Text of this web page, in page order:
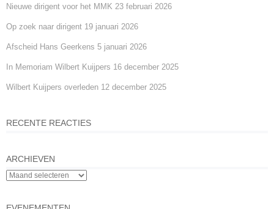
Nieuwe dirigent voor het MMK 23 februari 2026
Op zoek naar dirigent 19 januari 2026
Afscheid Hans Geerkens 5 januari 2026
In Memoriam Wilbert Kuijpers 16 december 2025
Wilbert Kuijpers overleden 12 december 2025
RECENTE REACTIES
ARCHIEVEN